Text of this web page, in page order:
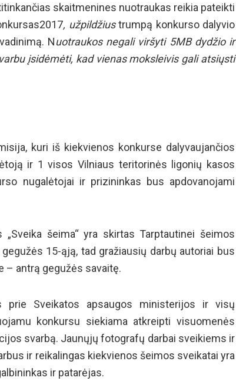
skaitmenines nuotraukas reikia pateikti
, užpildžiustrumpą konkurso dalyvio
Nuotraukos negali viršyti 5MB dydžio ir
įsidėmėti, kad vienas moksleivis gali atsiųsti
kuri iš kiekvienos konkurse dalyvaujančios
ir 1 visos Vilniaus teritorinės ligonių kasos
nugalėtojai ir prizininkas bus apdovanojami
šeima“ yra skirtas Tarptautinei šeimos
15-ąją, tad gražiausių darbų autoriai bus
– antrą gegužės savaitę.
prie Sveikatos apsaugos ministerijos ir visų
konkursu siekiama atkreipti visuomenės
svarbą. Jaunųjų fotografų darbai sveikiems ir
ir reikalingas kiekvienos šeimos sveikatai yra
ir patarėjas.